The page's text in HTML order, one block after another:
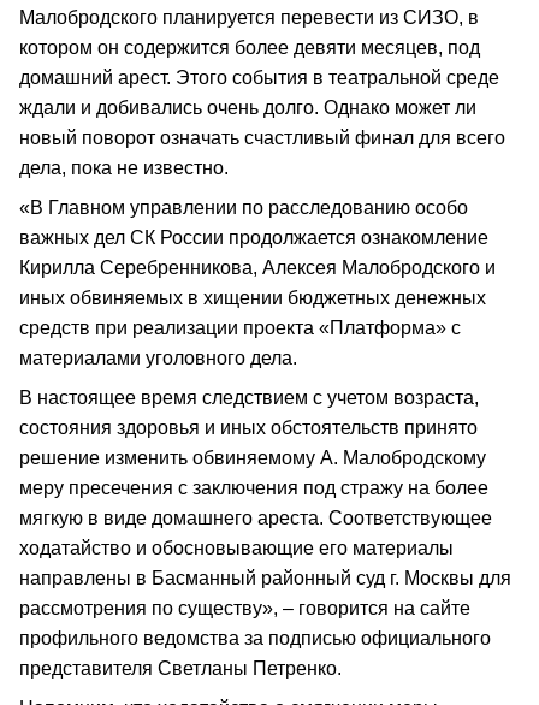
Малобродского планируется перевести из СИЗО, в
котором он содержится более девяти месяцев, под
домашний арест. Этого события в театральной среде
ждали и добивались очень долго. Однако может ли
новый поворот означать счастливый финал для всего
дела, пока не известно.
«В Главном управлении по расследованию особо
важных дел СК России продолжается ознакомление
Кирилла Серебренникова, Алексея Малобродского и
иных обвиняемых в хищении бюджетных денежных
средств при реализации проекта «Платформа» с
материалами уголовного дела.
В настоящее время следствием с учетом возраста,
состояния здоровья и иных обстоятельств принято
решение изменить обвиняемому А. Малобродскому
меру пресечения с заключения под стражу на более
мягкую в виде домашнего ареста. Соответствующее
ходатайство и обосновывающие его материалы
направлены в Басманный районный суд г. Москвы для
рассмотрения по существу», – говорится на сайте
профильного ведомства за подписью официального
представителя Светланы Петренко.